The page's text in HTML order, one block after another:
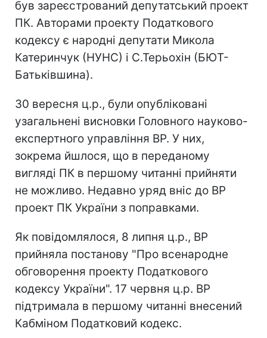
був зареєстрований депутатський проект
ПК. Авторами проекту Податкового
кодексу є народні депутати Микола
Катеринчук (НУНС) і С.Терьохін (БЮТ-
Батьківшина).
30 вересня ц.р., були опубліковані
узагальнені висновки Головного науково-
експертного управління ВР. У них,
зокрема йшлося, що в переданому
вигляді ПК в першому читанні прийняти
не можливо. Недавно уряд вніс до ВР
проект ПК України з поправками.
Як повідомлялося, 8 липня ц.р., ВР
прийняла постанову "Про всенародне
обговорення проекту Податкового
кодексу України". 17 червня ц.р. ВР
підтримала в першому читанні внесений
Кабміном Податковий кодекс.